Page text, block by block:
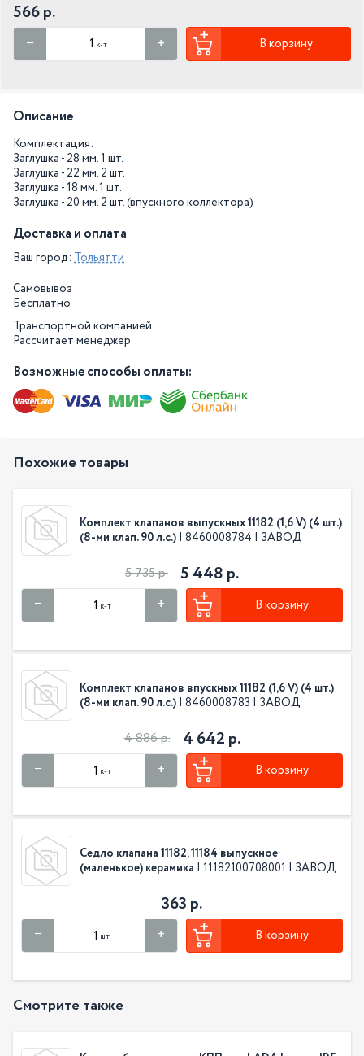
566 р.
к-т В корзину
Описание
Комплектация:
Заглушка - 28 мм. 1 шт.
Заглушка - 22 мм. 2 шт.
Заглушка - 18 мм. 1 шт.
Заглушка - 20 мм. 2 шт. (впускного коллектора)
Доставка и оплата
Ваш город: Тольятти
Самовывоз
Бесплатно
Транспортной компанией
Рассчитает менеджер
Возможные способы оплаты:
Похожие товары
Комплект клапанов выпускных 11182 (1,6 V) (4 шт.)
(8-ми клап. 90 л.с.) | 8460008784 | ЗАВОД
5 735 р. 5 448 р.
к-т В корзину
Комплект клапанов впускных 11182 (1,6 V) (4 шт.)
(8-ми клап. 90 л.с.) | 8460008783 | ЗАВОД
4 886 р. 4 642 р.
к-т В корзину
Седло клапана 11182, 11184 выпускное
(маленькое) керамика | 11182100708001 | ЗАВОД
363 р.
шт В корзину
Смотрите также